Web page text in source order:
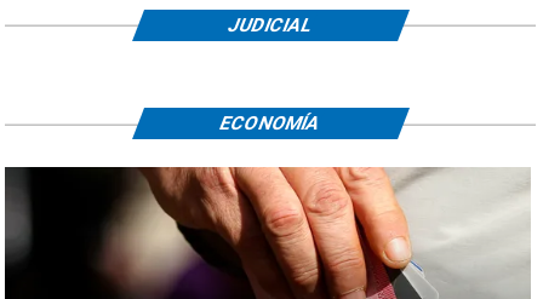
JUDICIAL
ECONOMÍA